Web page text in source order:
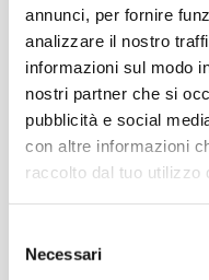
annunci, per fornire
analizzare il nostro
informazioni sul modo
nostri partner che si
pubblicità e social
con altre informazioni
raccolto dal tuo utilizzo
delNecessari